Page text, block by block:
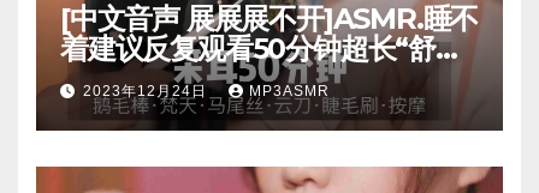
[中文音声 展展展不开]ASMR.睡不
着建议反复观看50分钟超长“舒爽”
掏耳体验超“刺激”颅内体验掏耳采
耳3D助眠哄睡.[3jBCqFsfae0]
2023年12月24日 MP3ASMR